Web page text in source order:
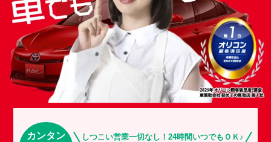
カンタン
しつこい営業一切なし！24時間いつでもＯＫ♪